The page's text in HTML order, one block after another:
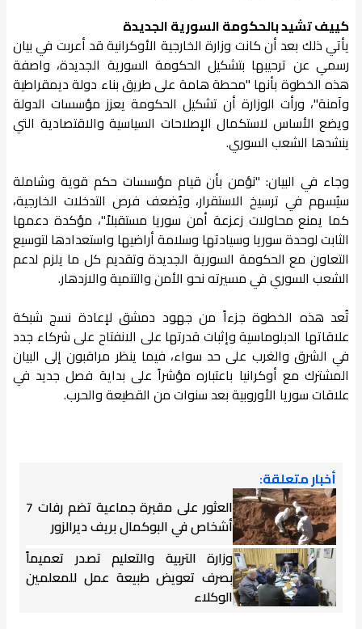
كييف تشيد بالحكومة السورية الجديدة
يأتي ذلك بعد أن كانت وزارة الخارجية الأوكرانية قد أعربت في بيان
رسمي عن ترحيبها بتشكيل الحكومة السورية الجديدة، واصفة
هذه الخطوة بأنها "محطة هامة على طريق بناء دولة ديمقراطية
وآمنة"، ورأت الوزارة أن تشكيل الحكومة يعزز مؤسسات الدولة
ويضع الأساس لاستكمال الإصلاحات السياسية والاقتصادية التي
ينشدها الشعب السوري.
وجاء في البيان: "نؤمن بأن قيام مؤسسات حكم قوية وشاملة
سيُسهم في ترسيخ الاستقرار، ويُضعف فرص التدخلات الخارجية،
كما يمنع محاولات زعزعة أمن سوريا مستقبلاً"، مؤكدة دعمها
الثابت لوحدة سوريا وسيادتها وسلامة أراضيها واستعدادها لتوسيع
التعاون مع الحكومة السورية الجديدة وتقديم كل ما يلزم لدعم
الشعب السوري في مسيرته نحو الأمن والتنمية والازدهار.
تُعد هذه الخطوة جزءاً من جهود دمشق لإعادة نسج شبكة
علاقاتها الدبلوماسية وإثبات قدرتها على الانفتاح على شركاء جدد
في الشرق والغرب على حد سواء، فيما ينظر مراقبون إلى البيان
المشترك مع أوكرانيا باعتباره مؤشراً على بداية فصل جديد في
علاقات سوريا الأوروبية بعد سنوات من القطيعة والحرب.
أخبار متعلقة:
العثور على مقبرة جماعية تضم رفات 7
أشخاص في البوكمال بريف ديرالزور
وزارة التربية والتعليم تصدر تعميماً
بصرف تعويض طبيعة عمل للمعلمين
الوكلاء